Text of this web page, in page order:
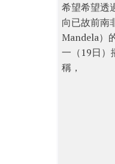
希望希望透
向已故前南
Mandela）
一（19日）
稱，